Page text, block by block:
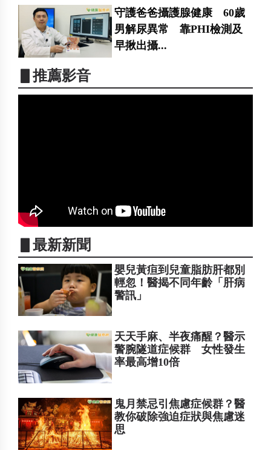
守護爸爸攝護腺健康 60歲
男解尿異常 靠PHI檢測及
早揪出攝...
▋推薦影音
▋最新新聞
嬰兒黃疸到兒童脂肪肝都別
輕忽！醫揭不同年齡「肝病
警訊」
天天手麻、半夜痛醒？醫示
警腕隧道症候群 女性發生
率最高增10倍
鬼月禁忌引焦慮症候群？醫
教你破除強迫症狀與焦慮迷
思